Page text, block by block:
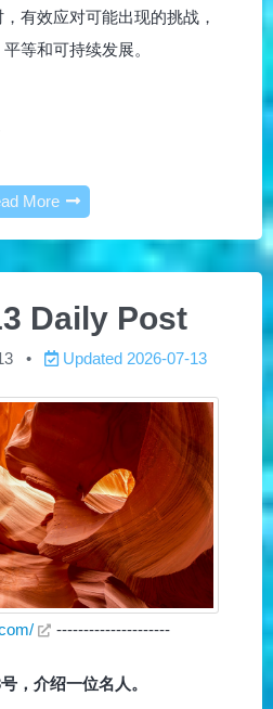
有效应对可能出现的挑战，
等和可持续发展。
More
Daily Post
Updated 2026-07-13
---------------------
，介绍一位名人。